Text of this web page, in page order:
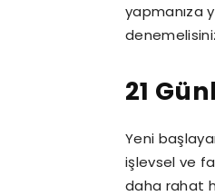
yapmanıza
21
Yeni
işlevsel ve
daha rahat